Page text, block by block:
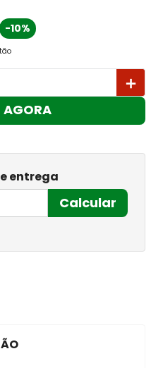
-10%
＋
AGORA
entrega
Calcular